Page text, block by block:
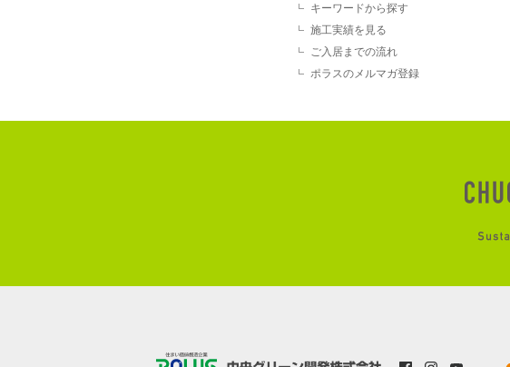
キーワードから探す
施工実績を見る
ご入居までの流れ
ポラスのメルマガ登録